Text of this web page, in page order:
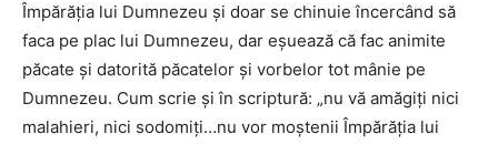
Împărăţia lui Dumnezeu şi doar se chinuie încercând să
faca pe plac lui Dumnezeu, dar eşuează că fac animite
păcate şi datorită păcatelor şi vorbelor tot mânie pe
Dumnezeu. Cum scrie şi în scriptură: „nu vă amăgiţi nici
malahieri, nici sodomiţi…nu vor moştenii Împărăţia lui